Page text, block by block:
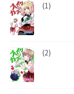
(1)
(2)